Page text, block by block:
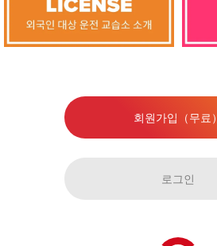
회원가입（무료）
로그인